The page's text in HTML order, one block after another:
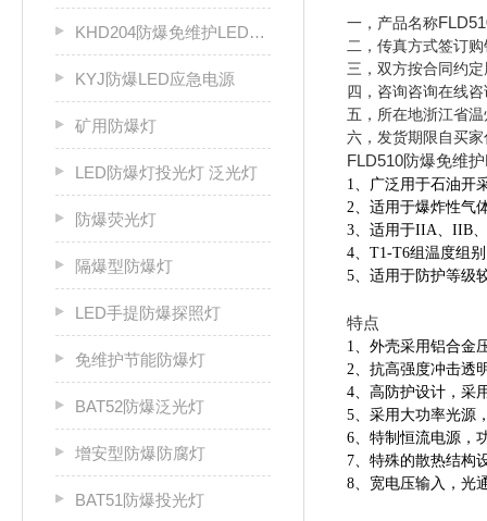
KHD204防爆免维护LED固态灯
KYJ防爆LED应急电源
矿用防爆灯
LED防爆灯投光灯 泛光灯
防爆荧光灯
隔爆型防爆灯
LED手提防爆探照灯
免维护节能防爆灯
BAT52防爆泛光灯
增安型防爆防腐灯
BAT51防爆投光灯
一，产品名称
二，传真方式签订
三，双方按合同约
四，咨询咨询在线
五，所在地浙江省
六，发货期限自买
FLD510防爆免维
1、广泛用于石油开
2、适用于爆炸性气
3、适用于IIA、 IIB、
4、 T1-T6组温度组
5、适用于防护等级
特点
1、外壳采用铝合金
2、抗高强度冲击透
4、高防护设计，采
5、采用大功率光源
6、特制恒流电源，
7、特殊的散热结构
8、宽电压输入，光